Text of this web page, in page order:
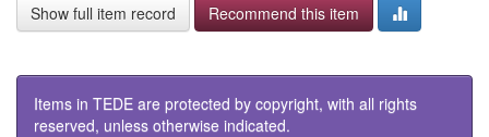
Show full item record Recommend this item
Items in TEDE are protected by copyright, with all rights
reserved, unless otherwise indicated.